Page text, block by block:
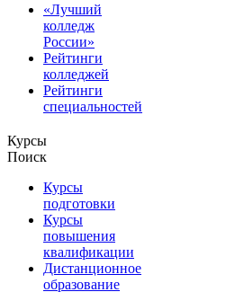
«Лучший
колледж
России»
Рейтинги
колледжей
Рейтинги
специальностей
Курсы
Поиск
Курсы
подготовки
Курсы
повышения
квалификации
Дистанционное
образование